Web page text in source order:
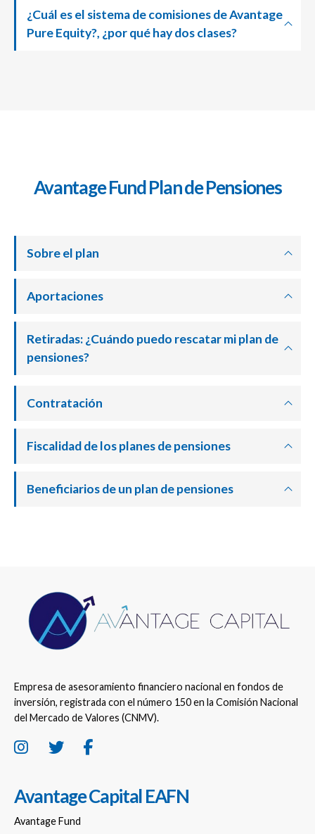
¿Cuál es el sistema de comisiones de Avantage
Pure Equity?, ¿por qué hay dos clases?
Avantage Fund Plan de Pensiones
Sobre el plan
Aportaciones
Retiradas: ¿Cuándo puedo rescatar mi plan de
pensiones?
Contratación
Fiscalidad de los planes de pensiones
Beneficiarios de un plan de pensiones
Empresa de asesoramiento financiero nacional en fondos de
inversión, registrada con el número 150 en la Comisión Nacional
del Mercado de Valores (CNMV).
Avantage Capital EAFN
Avantage Fund